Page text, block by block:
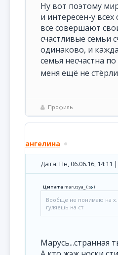
Ну вот поэтому
и интересен-у
все совершают
счастливые семьи
одинаково, и
семья несчастна
меня ещё не
Профиль
ангелина
Дата: Пн, 06.06.16,
Цитата marusya_ ( )
Вообще не понимаю на
гуляешь на ст
Марусь...странная